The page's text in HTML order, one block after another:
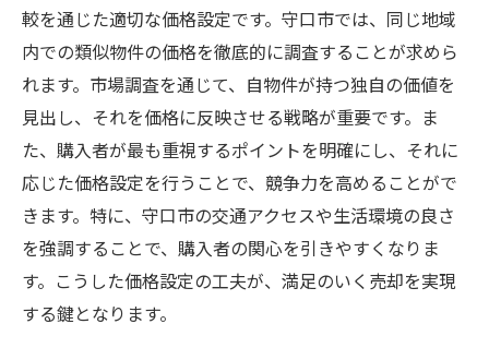
較を通じた適切な価格設定です。守口市では、同じ地域
内での類似物件の価格を徹底的に調査することが求めら
れます。市場調査を通じて、自物件が持つ独自の価値を
見出し、それを価格に反映させる戦略が重要です。ま
た、購入者が最も重視するポイントを明確にし、それに
応じた価格設定を行うことで、競争力を高めることがで
きます。特に、守口市の交通アクセスや生活環境の良さ
を強調することで、購入者の関心を引きやすくなりま
す。こうした価格設定の工夫が、満足のいく売却を実現
する鍵となります。